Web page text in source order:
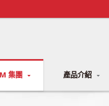
集團 產品介紹